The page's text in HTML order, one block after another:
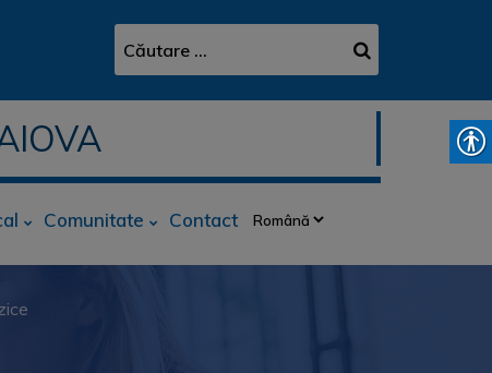
Comunitate Contact